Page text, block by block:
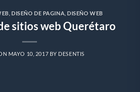
,DISEÑO DE PAGINA ,DISEÑO WEB
sitios web Querétaro
MAYO 10, 2017 BY DESENTIS